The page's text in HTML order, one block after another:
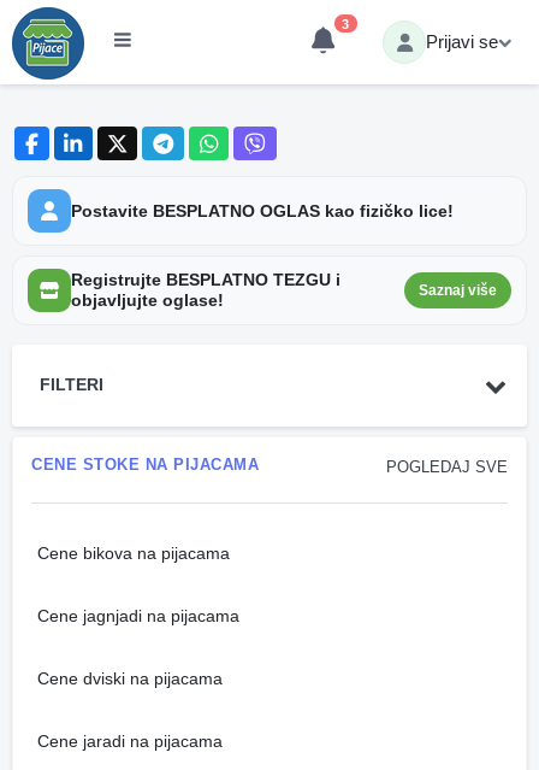
3
Prijavi se
Postavite BESPLATNO OGLAS kao fizičko lice!
Registrujte BESPLATNO TEZGU i
objavljujte oglase!
Saznaj više
FILTERI
POGLEDAJ SVE
CENE STOKE NA PIJACAMA
Cene bikova na pijacama
Cene jagnjadi na pijacama
Cene dviski na pijacama
Cene jaradi na pijacama